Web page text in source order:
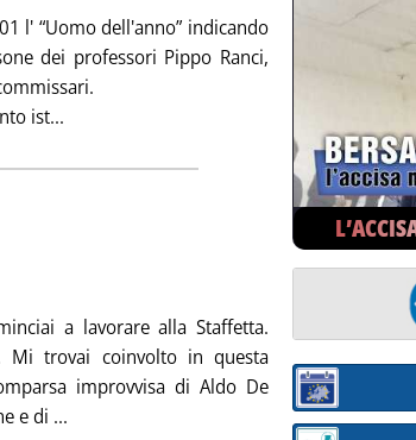
l' “Uomo dell'anno” indicando
dei professori Pippo Ranci,
ist... Leggi tutta la notizia: 'L' “UOMO
a lavorare alla Staffetta.
Mi trovai coinvolto in questa
improvvisa di Aldo De
e di ... Leggi tutta la notizia: 'VENTICINQUE
Sezione: